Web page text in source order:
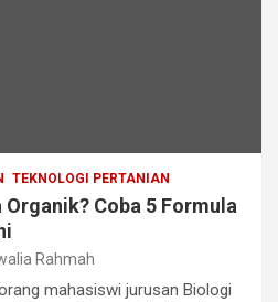
TEKNOLOGI PERTANIAN
Coba 5 Formula
Rahmah
mahasiswi jurusan Biologi